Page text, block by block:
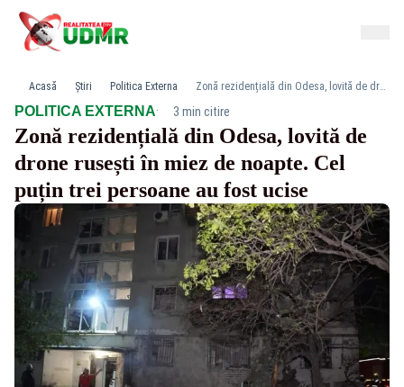
Acasă Știri Politica Externa Zonă rezidențială din Odesa, lovită de drone rusești în miez de noapte. Cel puțin trei persoane au fost ucise
POLITICA EXTERNA· 3 min citire
Zonă rezidențială din Odesa, lovită de
drone rusești în miez de noapte. Cel
puțin trei persoane au fost ucise